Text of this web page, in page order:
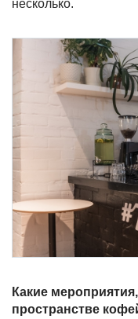
несколько.
Какие
пространстве